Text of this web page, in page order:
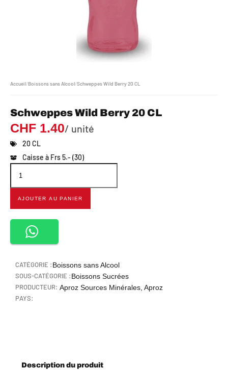
Accueil/Boissons sans Alcool/Schweppes Wild Berry 20 CL
Schweppes Wild Berry 20 CL
CHF 1.40/ unité
20 CL
Caisse à Frs 5.- (30)
AJOUTER AU PANIER
CATÉGORIE :Boissons sans Alcool
SOUS-CATÉGORIE :Boissons Sucrées
PRODUCTEUR: Aproz Sources Minérales, Aproz
PAYS:
Description du produit